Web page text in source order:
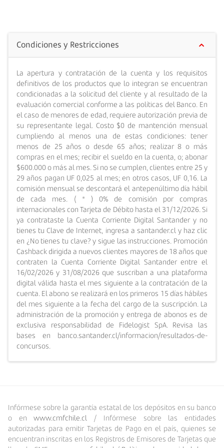
Banco Santander.
Condiciones y Restricciones
La apertura y contratación de la cuenta y los requisitos
definitivos de los productos que lo integran se encuentran
condicionadas a la solicitud del cliente y al resultado de la
evaluación comercial conforme a las políticas del Banco. En
el caso de menores de edad, requiere autorización previa de
su representante legal. Costo $0 de mantención mensual
cumpliendo al menos una de estas condiciones: tener
menos de 25 años o desde 65 años; realizar 8 o más
compras en el mes; recibir el sueldo en la cuenta, o; abonar
$600.000 o más al mes. Si no se cumplen, clientes entre 25 y
29 años pagan UF 0,025 al mes; en otros casos, UF 0,16. La
comisión mensual se descontará el antepenúltimo día hábil
de cada mes. ( * ) 0% de comisión por compras
internacionales con Tarjeta de Débito hasta el 31/12/2026. Si
ya contrataste la Cuenta Corriente Digital Santander y no
tienes tu Clave de Internet, ingresa a santander.cl y haz clic
en ¿No tienes tu clave? y sigue las instrucciones. Promoción
Cashback dirigida a nuevos clientes mayores de 18 años que
contraten la Cuenta Corriente Digital Santander entre el
16/02/2026 y 31/08/2026 que suscriban a una plataforma
digital válida hasta el mes siguiente a la contratación de la
cuenta. El abono se realizará en los primeros 15 días hábiles
del mes siguiente a la fecha del cargo de la suscripción. La
administración de la promoción y entrega de abonos es de
exclusiva responsabilidad de Fidelogist SpA. Revisa las
bases en banco.santander.cl/informacion/resultados-de-
concursos.
Infórmese sobre la garantía estatal de los depósitos en su banco
o enwww.cmfchile.cl
/ Infórmese sobre las entidades
autorizadas para emitir Tarjetas de Pago en el país, quienes se
encuentran inscritas en los Registros de Emisores de Tarjetas que